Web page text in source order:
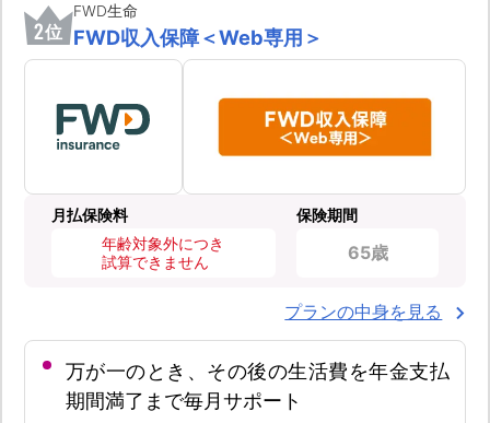
2位
FWD生命
FWD収入保障＜Web専用＞
月払保険料
年齢対象外につき
試算できません
保険期間
65歳
プランの中身を見る
万が一のとき、その後の生活費を年金支払
期間満了まで毎月サポート